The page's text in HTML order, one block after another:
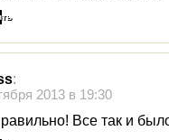
:
2013 в 19:30
Все так и